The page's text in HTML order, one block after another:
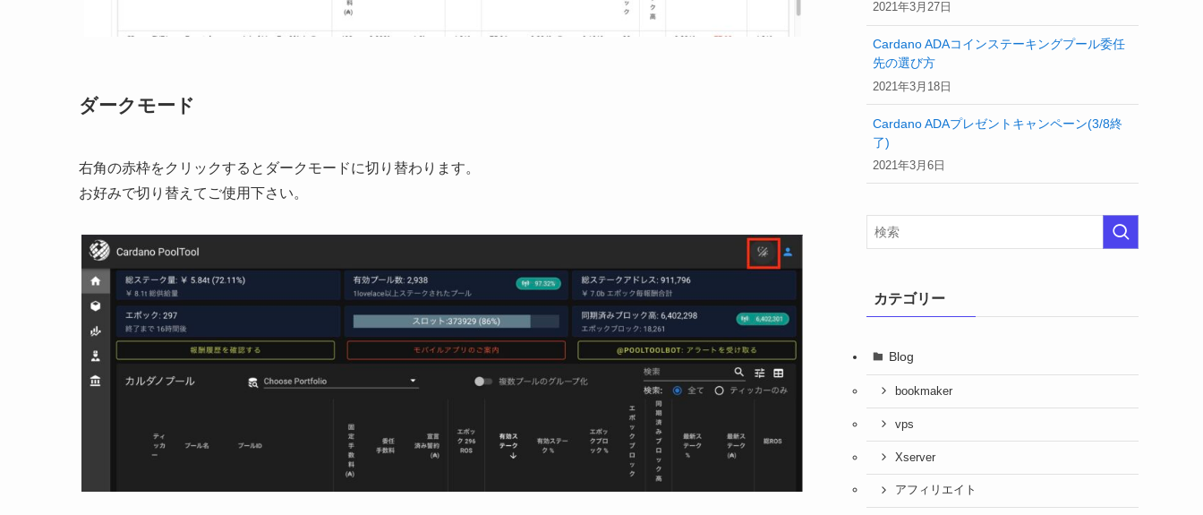
ダークモード
右角の赤枠をクリックするとダークモードに切り替わります。
お好みで切り替えてご使用下さい。
2021年3月27日
Cardano ADAコインステーキングプール委任
先の選び方
2021年3月18日
Cardano ADAプレゼントキャンペーン(3/8終
了)
2021年3月6日
カテゴリー
Blog
bookmaker
vps
Xserver
アフィリエイト